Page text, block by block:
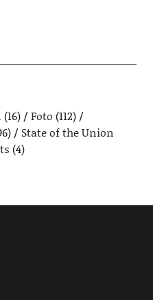
(16) Foto (112)
State of the Union
(4)